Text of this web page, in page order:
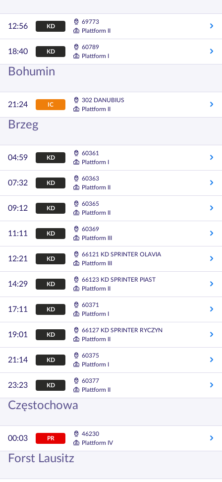
12:56 KD
69773
Plattform II
18:40 KD
60789
Plattform I
Bohumin
21:24 IC
302 DANUBIUS
Plattform II
Brzeg
04:59 KD
60361
Plattform I
07:32 KD
60363
Plattform II
09:12 KD
60365
Plattform II
11:11 KD
60369
Plattform III
12:21 KD
66121 KD SPRINTER OLAVIA
Plattform III
14:29 KD
66123 KD SPRINTER PIAST
Plattform II
17:11 KD
60371
Plattform I
19:01 KD
66127 KD SPRINTER RYCZYN
Plattform II
21:14 KD
60375
Plattform I
23:23 KD
60377
Plattform II
Częstochowa
00:03 PR
46230
Plattform IV
Forst Lausitz